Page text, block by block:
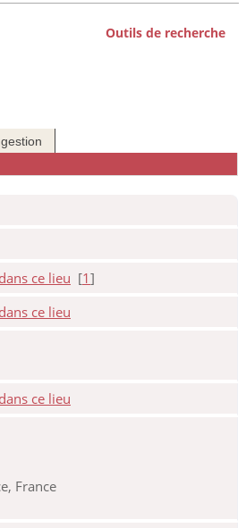
Outils de recherche
[1]
France